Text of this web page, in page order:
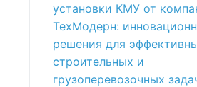
установки КМУ от
ТехМодерн:
решения для
строительных и
грузоперевозочных